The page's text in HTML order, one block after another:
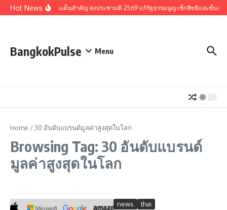
Skip to content
Hot Newsรวมประเด็นสำคัญ ลงประชามติ 2569 แก้รัฐธรรมนูญ เช็กสิทธิและขั้นตอ
BangkokPulse Menu
Home / 30 อันดับแบรนด์มูลค่าสูงสุดในโลก
Browsing Tag: 30 อันดับแบรนด์
มูลค่าสูงสุดในโลก
news thai